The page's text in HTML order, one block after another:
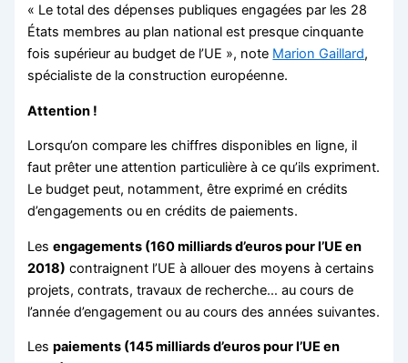
« Le total des dépenses publiques engagées par les 28
États membres au plan national est presque cinquante
fois supérieur au budget de l’UE », note Marion Gaillard,
spécialiste de la construction européenne.
Attention !
Lorsqu’on compare les chiffres disponibles en ligne, il
faut prêter une attention particulière à ce qu’ils expriment.
Le budget peut, notamment, être exprimé en crédits
d’engagements ou en crédits de paiements.
Lesengagements (160 milliards d’euros pour l’UE en
2018) contraignent l’UE à allouer des moyens à certains
projets, contrats, travaux de recherche… au cours de
l’année d’engagement ou au cours des années suivantes.
Lespaiements (145 milliards d’euros pour l’UE en